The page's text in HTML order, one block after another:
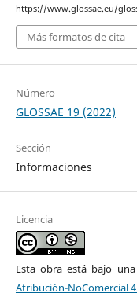
https://www.glossae.eu/
Más formatos de cita
Número
GLOSSAE 19 (2022)
Sección
Informaciones
Licencia
Esta obra está bajo
Atribución-NoComercial